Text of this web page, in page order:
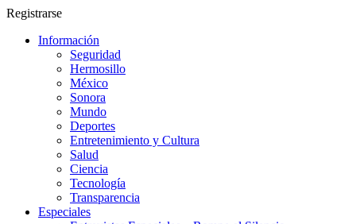
Registrarse
Información
Seguridad
Hermosillo
México
Sonora
Mundo
Deportes
Entretenimiento y Cultura
Salud
Ciencia
Tecnología
Transparencia
Especiales